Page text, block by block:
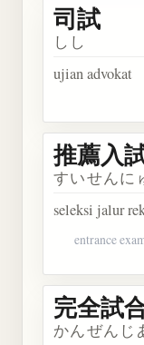
司試
しし
ujian advokat
推薦入
すいせんに
seleksi jalur
entrance
完全試
かんぜんじ